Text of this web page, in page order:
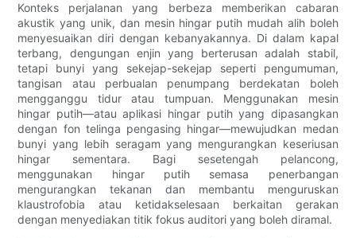
Konteks perjalanan yang berbeza memberikan cabaran
akustik yang unik, dan mesin hingar putih mudah alih boleh
menyesuaikan diri dengan kebanyakannya. Di dalam kapal
terbang, dengungan enjin yang berterusan adalah stabil,
tetapi bunyi yang sekejap-sekejap seperti pengumuman,
tangisan atau perbualan penumpang berdekatan boleh
mengganggu tidur atau tumpuan. Menggunakan mesin
hingar putih—atau aplikasi hingar putih yang dipasangkan
dengan fon telinga pengasing hingar—mewujudkan medan
bunyi yang lebih seragam yang mengurangkan keseriusan
hingar sementara. Bagi sesetengah pelancong,
menggunakan hingar putih semasa penerbangan
mengurangkan tekanan dan membantu menguruskan
klaustrofobia atau ketidakselesaan berkaitan gerakan
dengan menyediakan titik fokus auditori yang boleh diramal.